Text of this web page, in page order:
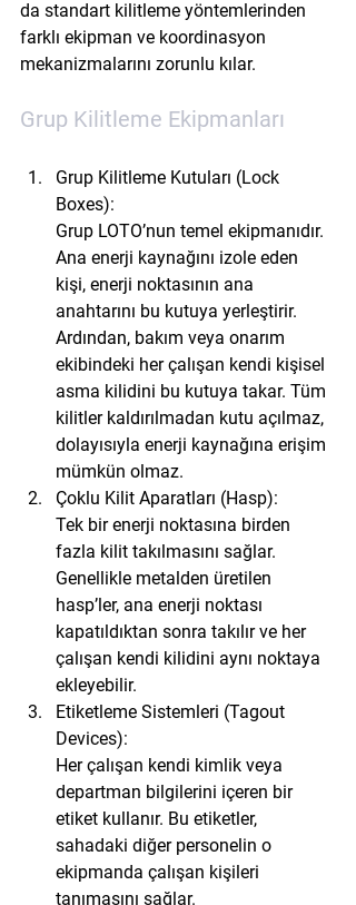
da standart kilitleme yöntemlerinden
farklı ekipman ve koordinasyon
mekanizmalarını zorunlu kılar.
Grup Kilitleme Ekipmanları
Grup Kilitleme Kutuları (Lock
Boxes):
Grup LOTO’nun temel ekipmanıdır.
Ana enerji kaynağını izole eden
kişi, enerji noktasının ana
anahtarını bu kutuya yerleştirir.
Ardından, bakım veya onarım
ekibindeki her çalışan kendi kişisel
asma kilidini bu kutuya takar. Tüm
kilitler kaldırılmadan kutu açılmaz,
dolayısıyla enerji kaynağına erişim
mümkün olmaz.
Çoklu Kilit Aparatları (Hasp):
Tek bir enerji noktasına birden
fazla kilit takılmasını sağlar.
Genellikle metalden üretilen
hasp’ler, ana enerji noktası
kapatıldıktan sonra takılır ve her
çalışan kendi kilidini aynı noktaya
ekleyebilir.
Etiketleme Sistemleri (Tagout
Devices):
Her çalışan kendi kimlik veya
departman bilgilerini içeren bir
etiket kullanır. Bu etiketler,
sahadaki diğer personelin o
ekipmanda çalışan kişileri
tanımasını sağlar.